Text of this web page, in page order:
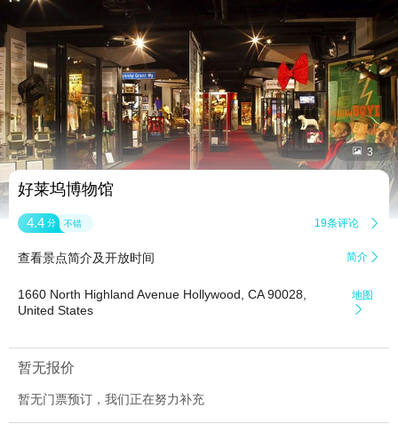
 3
好莱坞博物馆
4.4 分 不错 19条评论 
查看景点简介及开放时间 简介 
1660 North Highland Avenue Hollywood, CA 90028,
United States
地图

暂无报价
暂无门票预订，我们正在努力补充